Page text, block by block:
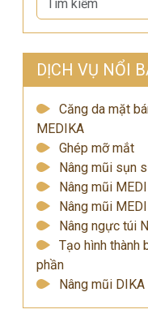
DỊCH VỤ NỔI
Căng da mặt
MEDIKA
Ghép mỡ mắt
Nâng mũi sụn
Nâng mũi
Nâng mũi
Nâng ngực túi
Tạo hình thành
phần
Nâng mũi